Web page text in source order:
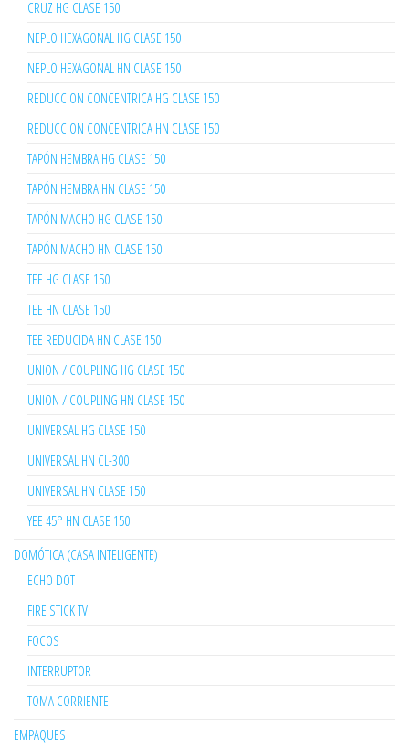
CRUZ HG CLASE 150
NEPLO HEXAGONAL HG CLASE 150
NEPLO HEXAGONAL HN CLASE 150
REDUCCION CONCENTRICA HG CLASE 150
REDUCCION CONCENTRICA HN CLASE 150
TAPÓN HEMBRA HG CLASE 150
TAPÓN HEMBRA HN CLASE 150
TAPÓN MACHO HG CLASE 150
TAPÓN MACHO HN CLASE 150
TEE HG CLASE 150
TEE HN CLASE 150
TEE REDUCIDA HN CLASE 150
UNION / COUPLING HG CLASE 150
UNION / COUPLING HN CLASE 150
UNIVERSAL HG CLASE 150
UNIVERSAL HN CL-300
UNIVERSAL HN CLASE 150
YEE 45° HN CLASE 150
DOMÓTICA (CASA INTELIGENTE)
ECHO DOT
FIRE STICK TV
FOCOS
INTERRUPTOR
TOMA CORRIENTE
EMPAQUES